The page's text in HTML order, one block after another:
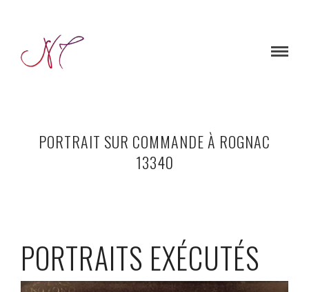
PORTRAIT SUR COMMANDE À ROGNAC
13340
PORTRAITS EXÉCUTÉS